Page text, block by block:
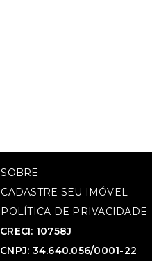
SOBRE
CADASTRE SEU IMÓVEL
POLÍTICA DE PRIVACIDADE
CRECI: 10758J
CNPJ: 34.640.056/0001-22